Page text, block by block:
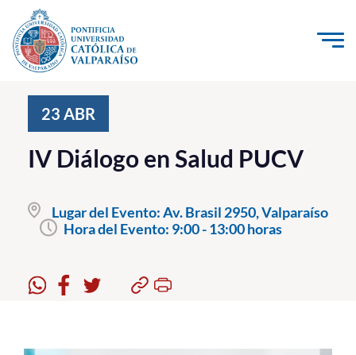
Click acá para ir directamente al contenido
Investigación, Creación e Innovación
PUCV Internacional
Pregrado
Formación Continua
23 ABR
IV Diálogo en Salud PUCV
Lugar del Evento:Av. Brasil 2950, Valparaíso
Hora del Evento: 9:00 - 13:00 horas